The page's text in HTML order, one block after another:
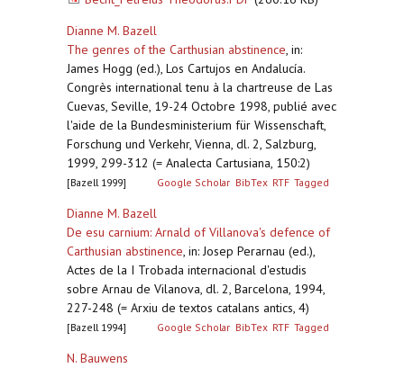
Dianne M. Bazell
The genres of the Carthusian abstinence, in:
James Hogg (ed.), Los Cartujos en Andalucía.
Congrès international tenu à la chartreuse de Las
Cuevas, Seville, 19-24 Octobre 1998, publié avec
l'aide de la Bundesministerium für Wissenschaft,
Forschung und Verkehr, Vienna, dl. 2, Salzburg,
1999, 299-312 (= Analecta Cartusiana, 150:2)
[Bazell 1999] Google Scholar BibTex RTF Tagged
Dianne M. Bazell
De esu carnium: Arnald of Villanova's defence of
Carthusian abstinence, in: Josep Perarnau (ed.),
Actes de la I Trobada internacional d'estudis
sobre Arnau de Vilanova, dl. 2, Barcelona, 1994,
227-248 (= Arxiu de textos catalans antics, 4)
[Bazell 1994] Google Scholar BibTex RTF Tagged
N. Bauwens